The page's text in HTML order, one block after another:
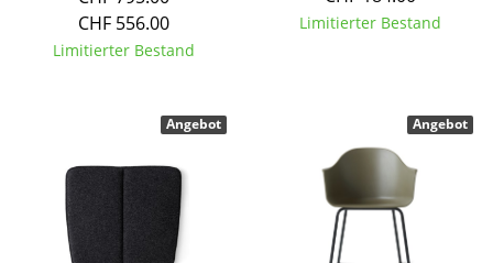
Einzelteile
Regale & Schränke
Bücherregale
Wandregale
CHF 556.00
Limitierter Bestand
Limitierter Bestand
Angebot Angebot